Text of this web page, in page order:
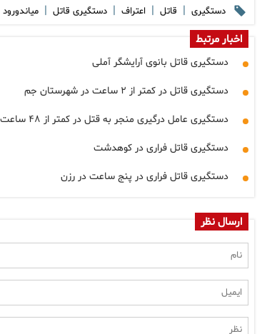
دستگیری | قاتل | اعتراف | دستگیری قاتل | میاندورود
اخبار مرتبط
دستگیری قاتل بانوی آرایشگر آملی
دستگیری قاتل در کمتر از ۲ ساعت در شهرستان جم
دستگیری عامل درگیری منجر به قتل در کمتر از ۴۸ ساعت در تالش
دستگیری قاتل فراری در کوهدشت
دستگیری قاتل فراری در پنج ساعت در رزن
ارسال نظر